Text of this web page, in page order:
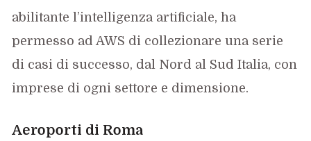
abilitante l’intelligenza artificiale, ha
permesso ad AWS di collezionare una serie
di casi di successo, dal Nord al Sud Italia, con
imprese di ogni settore e dimensione.
Aeroporti di Roma